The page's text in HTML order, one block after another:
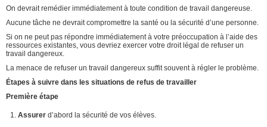
On devrait remédier immédiatement à toute condition de travail dangereuse.
Aucune tâche ne devrait compromettre la santé ou la sécurité d’une personne.
Si on ne peut pas répondre immédiatement à votre préoccupation à l’aide des
ressources existantes, vous devriez exercer votre droit légal de refuser un
travail dangereux.
La menace de refuser un travail dangereux suffit souvent à régler le problème.
Étapes à suivre dans les situations de refus de travailler
Première étape
Assurer d’abord la sécurité de vos élèves.